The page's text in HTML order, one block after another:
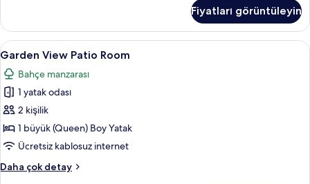
hakkında
daha
fazla
detay
Fiyatları görüntüleyin
Garden
View
Patio
Room
için
tüm
fotoğrafları
Garden View Patio Room | Odada
5
Garden View Patio Room
Bahçe manzarası
1 yatak odası
2 kişilik
1 büyük (Queen) Boy Yatak
Ücretsiz kablosuz internet
Daha çok detay
Garden